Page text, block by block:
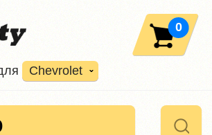
Chevrolet
0